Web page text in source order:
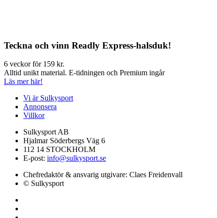
Teckna och vinn Readly Express-halsduk!
6 veckor för 159 kr.
Alltid unikt material. E-tidningen och Premium ingår
Läs mer här!
Vi är Sulkysport
Annonsera
Villkor
Sulkysport AB
Hjalmar Söderbergs Väg 6
112 14 STOCKHOLM
E-post: info@sulkysport.se
Chefredaktör & ansvarig utgivare: Claes Freidenvall
© Sulkysport